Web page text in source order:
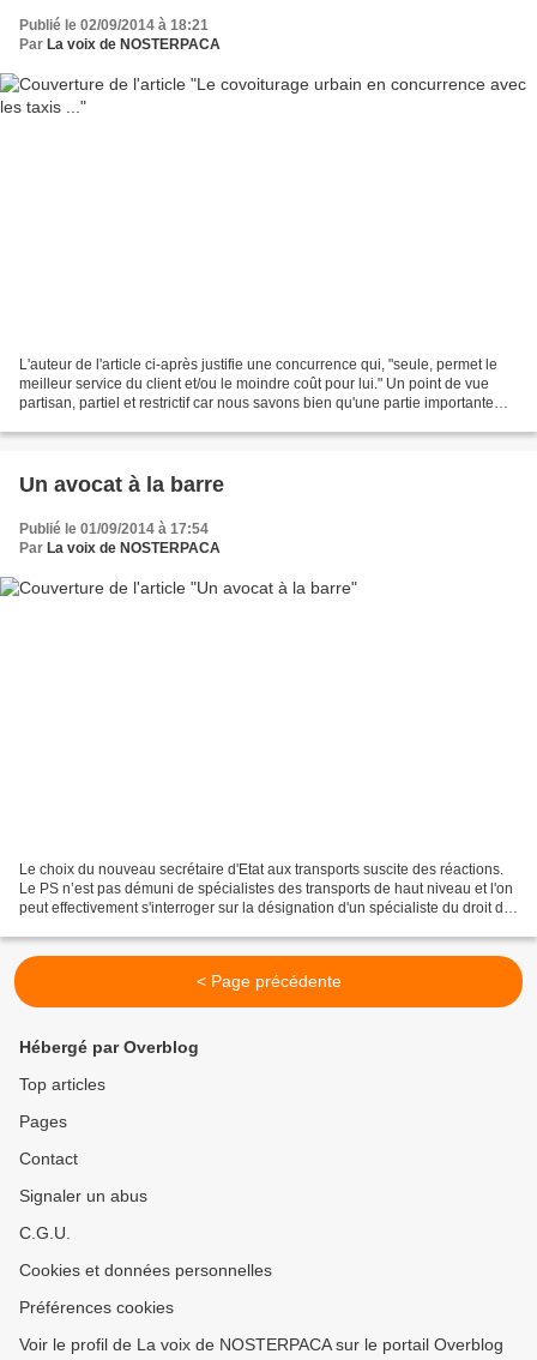
Publié le 02/09/2014 à 18:21
Par La voix de NOSTERPACA
L'auteur de l'article ci-après justifie une concurrence qui, "seule, permet le
meilleur service du client et/ou le moindre coût pour lui." Un point de vue
partisan, partiel et restrictif car nous savons bien qu'une partie importante
Un avocat à la barre
Publié le 01/09/2014 à 17:54
Par La voix de NOSTERPACA
Le choix du nouveau secrétaire d'Etat aux transports suscite des réactions.
Le PS n’est pas démuni de spécialistes des transports de haut niveau et l'on
peut effectivement s'interroger sur la désignation d'un spécialiste du droit du
< Page précédente
Hébergé par Overblog
Top articles
Pages
Contact
Signaler un abus
C.G.U.
Cookies et données personnelles
Préférences cookies
Voir le profil de La voix de NOSTERPACA sur le portail Overblog